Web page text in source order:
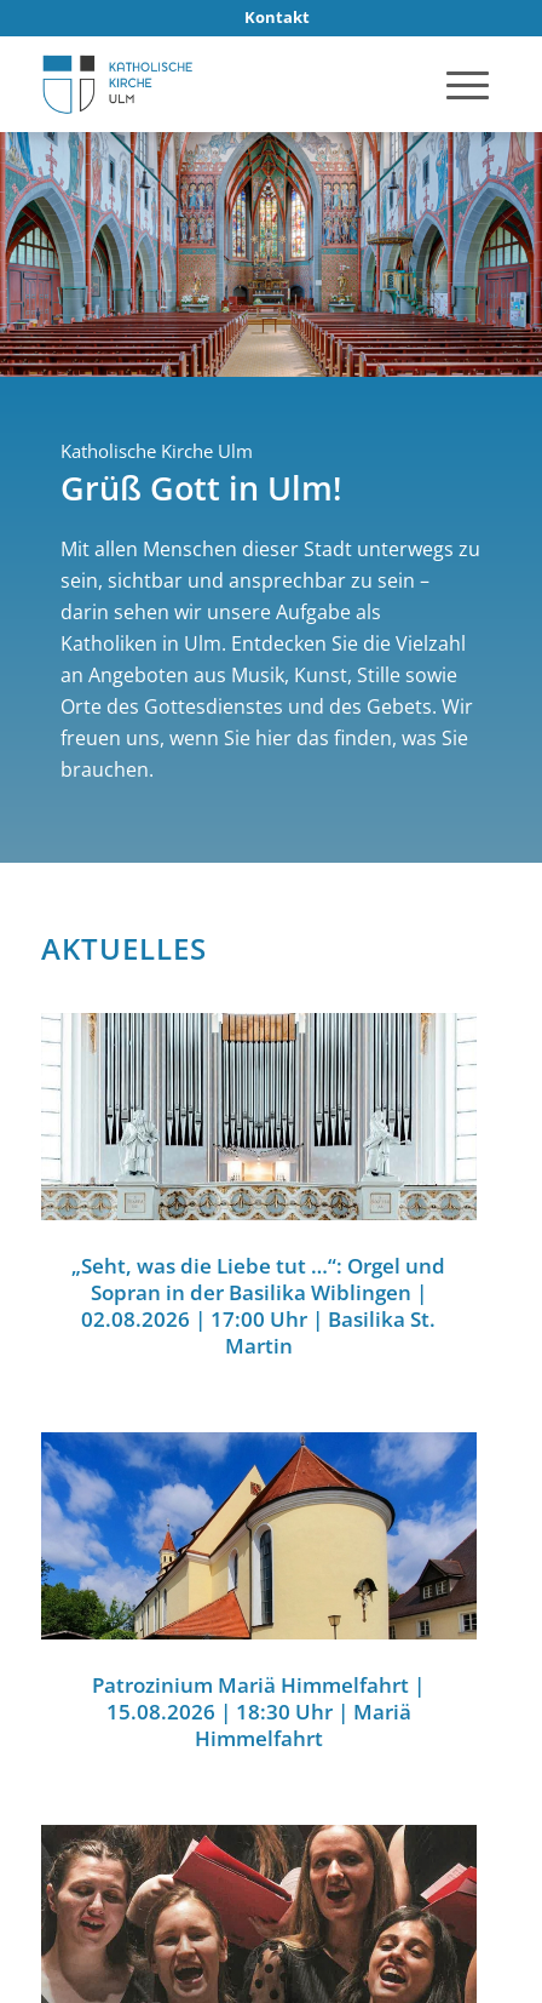
Kontakt
Katholische Kirche Ulm
Grüß Gott in Ulm!
Mit allen Menschen dieser Stadt unterwegs zu
sein, sichtbar und ansprechbar zu sein –
darin sehen wir unsere Aufgabe als
Katholiken in Ulm. Entdecken Sie die Vielzahl
an Angeboten aus Musik, Kunst, Stille sowie
Orte des Gottesdienstes und des Gebets. Wir
freuen uns, wenn Sie hier das finden, was Sie
brauchen.
AKTUELLES
„Seht, was die Liebe tut …“: Orgel und
Sopran in der Basilika Wiblingen |
02.08.2026 | 17:00 Uhr | Basilika St.
Martin
Patrozinium Mariä Himmelfahrt |
15.08.2026 | 18:30 Uhr | Mariä
Himmelfahrt